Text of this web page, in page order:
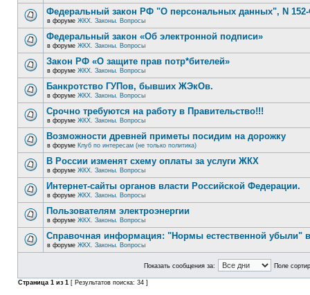
Федеральный закон РФ "О персональных данных", N
в форуме ЖКХ. Законы. Вопросы
Федеральный закон «Об электронной подписи»
в форуме ЖКХ. Законы. Вопросы
Закон РФ «О защите прав потр*бителей»
в форуме ЖКХ. Законы. Вопросы
Банкротство ГУПов, бывших ЖЭкОв.
в форуме ЖКХ. Законы. Вопросы
Срочно требуются на работу в Правительство!!!
в форуме ЖКХ. Законы. Вопросы
Возможности древней приметы посидим на дорожку
в форуме Клуб по интересам (не только политика)
В России изменят схему оплаты за услуги ЖКХ
в форуме ЖКХ. Законы. Вопросы
Интернет-сайты органов власти Российской Федерации.
в форуме ЖКХ. Законы. Вопросы
Пользователям электроэнергии
в форуме ЖКХ. Законы. Вопросы
Справочная информация: "Нормы естественной убыли"
в форуме ЖКХ. Законы. Вопросы
Показать сообщения за: Поле
Страница 1 из 1 [ Результатов поиска: 34 ]